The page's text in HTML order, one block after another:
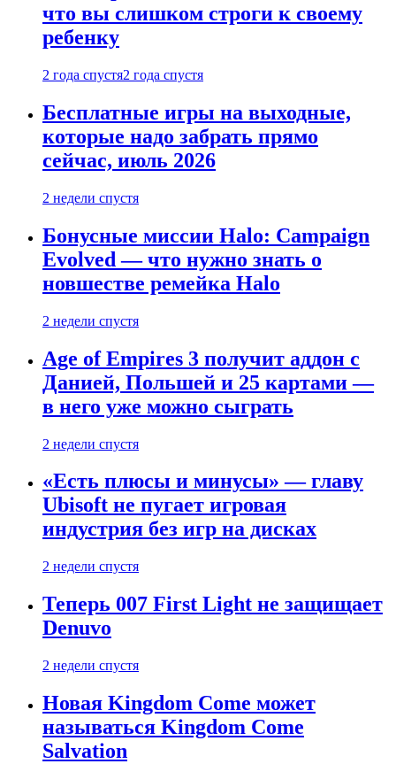
что вы слишком строги к своему
ребенку
2 года спустя2 года спустя
Бесплатные игры на выходные,
которые надо забрать прямо
сейчас, июль 2026
2 недели спустя
Бонусные миссии Halo: Campaign
Evolved — что нужно знать о
новшестве ремейка Halo
2 недели спустя
Age of Empires 3 получит аддон с
Данией, Польшей и 25 картами —
в него уже можно сыграть
2 недели спустя
«Есть плюсы и минусы» — главу
Ubisoft не пугает игровая
индустрия без игр на дисках
2 недели спустя
Теперь 007 First Light не защищает
Denuvo
2 недели спустя
Новая Kingdom Come может
называться Kingdom Come
Salvation